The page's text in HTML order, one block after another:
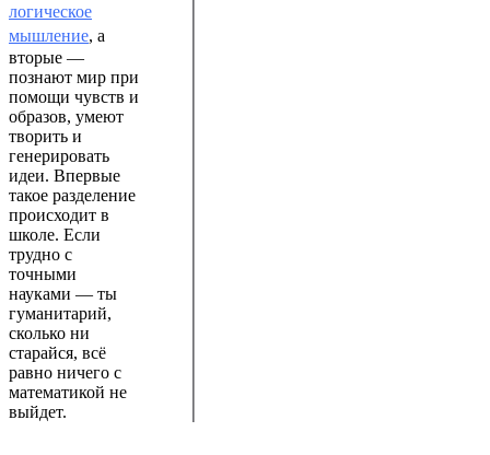
логическое
мышление, а
вторые —
познают мир при
помощи чувств и
образов, умеют
творить и
генерировать
идеи. Впервые
такое разделение
происходит в
школе. Если
трудно с
точными
науками — ты
гуманитарий,
сколько ни
старайся, всё
равно ничего с
математикой не
выйдет.